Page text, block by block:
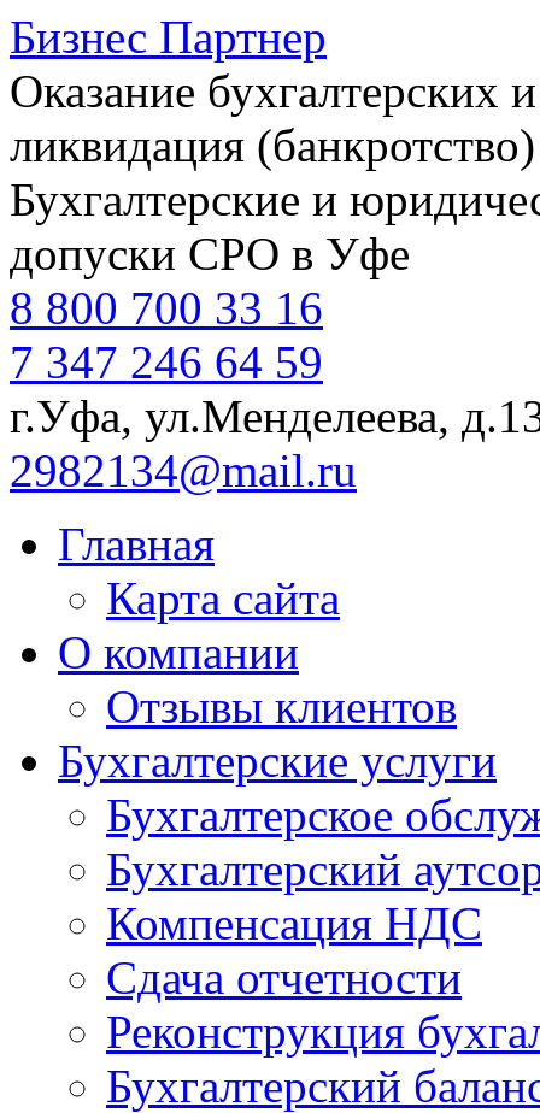
Бизнес Партнер
Оказание бухгалтерских
ликвидация
Бухгалтерские и
допуски СРО в Уфе
8 800 700 33 16
7 347 246 64 59
г.Уфа, ул.Менделеева,
2982134@mail.ru
Главная
Карта сайта
О компании
Отзывы клиентов
Бухгалтерские услуги
Бухгалтерское
Бухгалтерский
Компенсация НДС
Сдача отчетности
Реконструкция
Бухгалтерский